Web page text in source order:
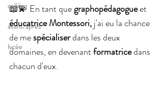
collège
avant/après
lycée
📖💫 En tant que graphopédagogue et
éducatrice Montessori, j'ai eu la chance
de me spécialiser dans les deux
domaines, en devenant formatrice dans
chacun d'eux.